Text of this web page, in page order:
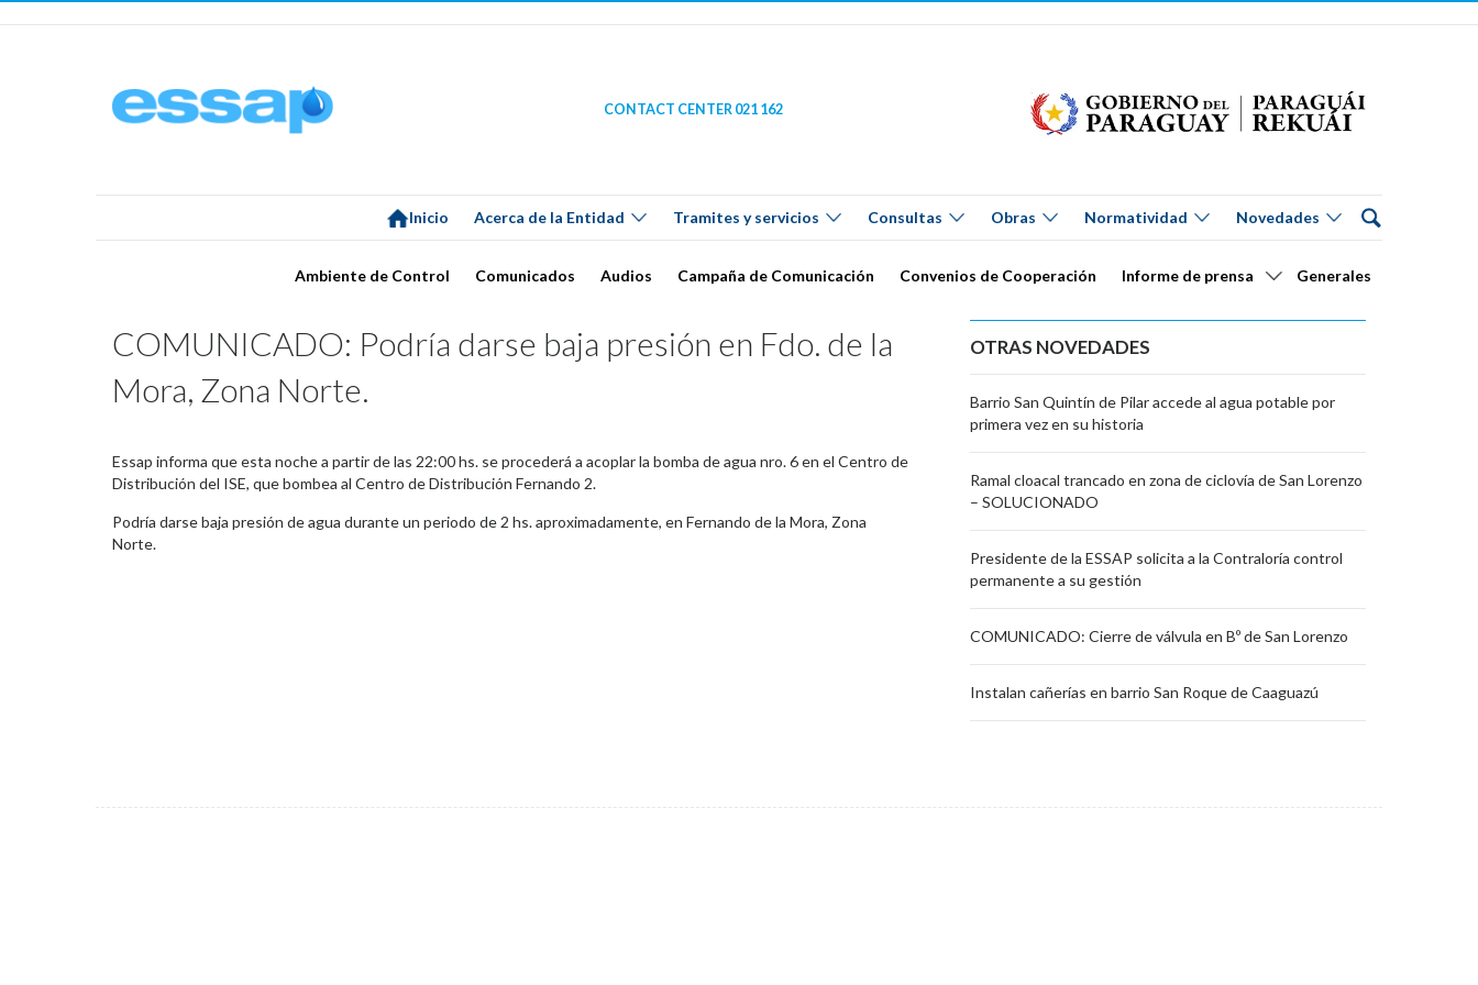
CONTACT CENTER 021 162
Inicio Acerca de la Entidad Tramites y servicios Consultas Obras Normatividad Novedades
Ambiente de Control Comunicados Audios Campaña de Comunicación Convenios de Cooperación Informe de prensa Generales
COMUNICADO: Podría darse baja presión en Fdo. de la
Mora, Zona Norte.
Essap informa que esta noche a partir de las 22:00 hs. se procederá a acoplar la bomba de agua nro. 6 en el Centro de
Distribución del ISE, que bombea al Centro de Distribución Fernando 2.
Podría darse baja presión de agua durante un periodo de 2 hs. aproximadamente, en Fernando de la Mora, Zona
Norte.
OTRAS NOVEDADES
Barrio San Quintín de Pilar accede al agua potable por
primera vez en su historia
Ramal cloacal trancado en zona de ciclovía de San Lorenzo
– SOLUCIONADO
Presidente de la ESSAP solicita a la Contraloría control
permanente a su gestión
COMUNICADO: Cierre de válvula en Bº de San Lorenzo
Instalan cañerías en barrio San Roque de Caaguazú